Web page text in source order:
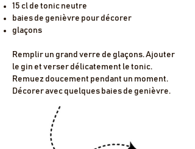
15 cl de tonic neutre
baies de genièvre pour décorer
glaçons
Remplir un grand verre de glaçons. Ajouter
le gin et verser délicatement le tonic.
Remuez doucement pendant un moment.
Décorer avec quelques baies de genièvre.